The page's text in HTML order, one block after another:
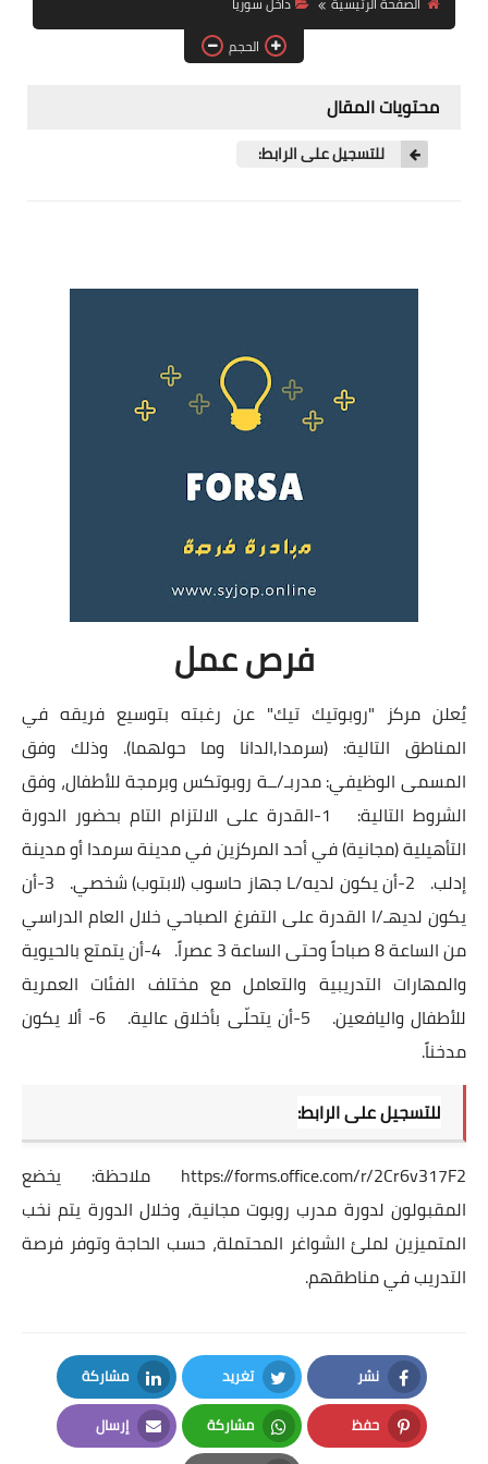
فرص عمل في العراق
فرص عمل في اليمن
الحجم
محتويات المقال
للتسجيل على الرابط:
فرص عمل
يُعلن مركز "روبوتيك تيك" عن رغبته بتوسيع فريقه في
المناطق التالية: (سرمدا,الدانا وما حولهما). وذلك وفق
المسمى الوظيفي: مدربـ/ــة روبوتكس وبرمجة للأطفال، وفق
الشروط التالية: 1-القدرة على الالتزام التام بحضور الدورة
التأهيلية (مجانية) في أحد المركزين في مدينة سرمدا أو مدينة
إدلب. 2-أن يكون لديه/ـا جهاز حاسوب (لابتوب) شخصي. 3-أن
يكون لديهـ/ا القدرة على التفرغ الصباحي خلال العام الدراسي
من الساعة 8 صباحاً وحتى الساعة 3 عصراً. 4-أن يتمتع بالحيوية
والمهارات التدريبية والتعامل مع مختلف الفئات العمرية
للأطفال واليافعين. 5-أن يتحلّى بأخلاق عالية. 6- ألا يكون
مدخناً.
للتسجيل على الرابط:
https://forms.office.com/r/2Cr6v317F2 ملاحظة: يخضع
المقبولون لدورة مدرب روبوت مجانية، وخلال الدورة يتم نخب
المتميزين لملئ الشواغر المحتملة، حسب الحاجة وتوفر فرصة
التدريب في مناطقهم.
نشر
Facebook
تغريد
Twitter
مشاركة
LinkedIn
حفظ
Pinterest
مشاركة
Whatsapp
إرسال
Email